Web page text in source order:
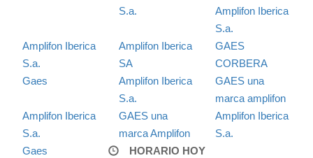
S.a.
Amplifon Iberica
S.a.
Amplifon Iberica
S.a.
Amplifon Iberica
SA
GAES
CORBERA
Gaes
Amplifon Iberica
S.a.
GAES una
marca amplifon
Amplifon Iberica
S.a.
GAES una
marca Amplifon
Amplifon Iberica
S.a.
Gaes
HORARIO HOY